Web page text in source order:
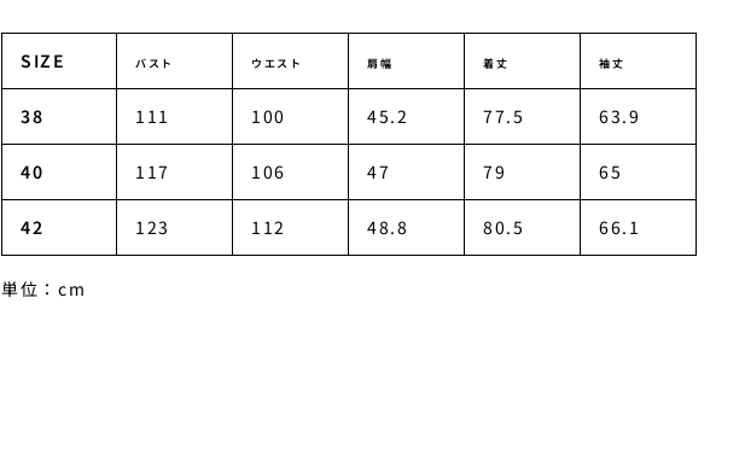
SIZE バスト ウエスト 肩幅 着丈 袖丈
38 111 100 45.2 77.5 63.9
40 117 106 47 79 65
42 123 112 48.8 80.5 66.1
単位：cm